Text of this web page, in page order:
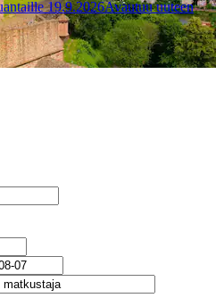
19.9.2026Avautuu uuteen